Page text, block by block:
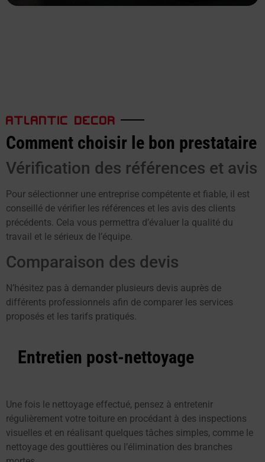
ATLANTIC DECOR
Comment choisir le bon prestataire
Vérification des références et avis
Pour sélectionner une entreprise compétente et fiable, il est
conseillé de vérifier les références et les avis des clients
précédents. Cela vous permettra d’évaluer la qualité du
travail et le sérieux de l’équipe.
Comparaison des devis
N’hésitez pas à demander plusieurs devis auprès de
différents professionnels afin de comparer les services
proposés et les tarifs pratiqués.
Entretien post-nettoyage
Une fois le nettoyage effectué, pensez à entretenir
régulièrement votre toiture en procédant à des inspections
visuelles et en réalisant quelques tâches simples, comme le
nettoyage des gouttières ou l’élimination des branches